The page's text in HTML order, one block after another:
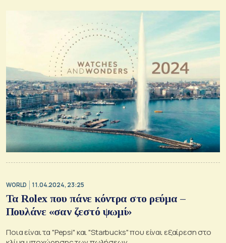
WORLD 11.04.2024, 23:25
Τα Rolex που πάνε κόντρα στο ρεύμα –
Πουλάνε «σαν ζεστό ψωμί»
Ποια είναι τα "Pepsi" και "Starbucks" που είναι εξαίρεση στο